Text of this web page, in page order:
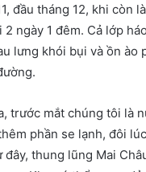
đầu tháng 12, khi còn
2 ngày 1 đêm. Cả lớp
lưng khói bụi và ồn ào
trước mắt chúng tôi là
phần se lạnh, đôi
đây, thung lũng Mai